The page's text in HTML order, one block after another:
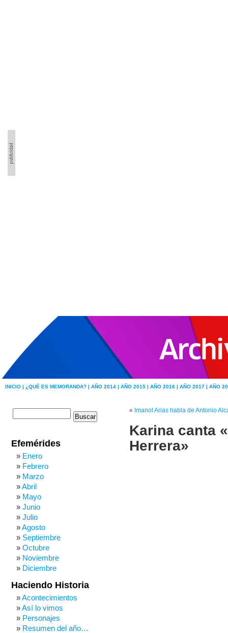
INICIO | ¿QUÉ ES MEMORANDA? | AÑO 2014 | AÑO 2015 | AÑO 2016 | AÑO 2017 | AÑO
« Imanol Arias habla de Antonio
Karina canta
Herrera»
Efemérides
Enero
Febrero
Marzo
Abril
Mayo
Junio
Julio
Agosto
Septiembre
Octubre
Noviembre
Diciembre
Haciendo Historia
Acontecimientos
Así lo vimos
Personajes
Resumen del año…